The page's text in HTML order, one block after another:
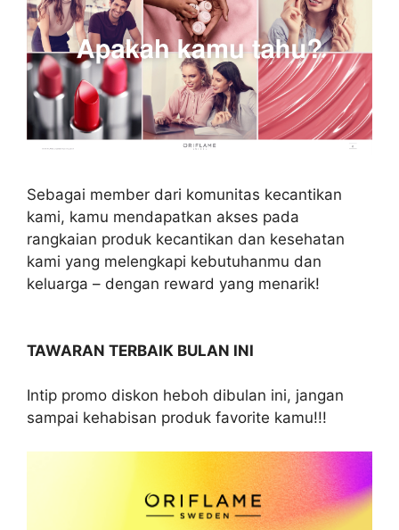
Sebagai member dari komunitas kecantikan
kami, kamu mendapatkan akses pada
rangkaian produk kecantikan dan kesehatan
kami yang melengkapi kebutuhanmu dan
keluarga – dengan reward yang menarik!
TAWARAN TERBAIK BULAN INI
Intip promo diskon heboh dibulan ini, jangan
sampai kehabisan produk favorite kamu!!!